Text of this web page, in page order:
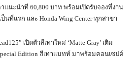
แนะนำที่ 60,800 บาท พร้อมเปิดรับจองที่งาน
นที่แรก และ Honda Wing Center ทุกสาขา
เปิดตัวสีเทาใหม่ ‘Matte Gray’ เติม
Edition สีเทาแมทท์ มาพร้อมคอนเซปต์